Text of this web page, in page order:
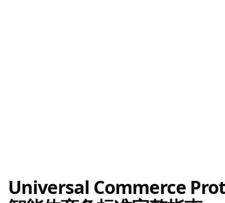
Universal Commerce